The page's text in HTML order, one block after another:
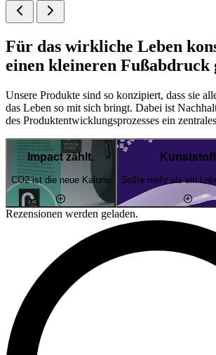
Für das wirkliche Leben
einen kleineren Fußabdruck
Unsere Produkte sind so konzipiert, dass sie
das Leben so mit sich bringt. Dabei ist
des Produktentwicklungsprozesses ein
Impact zählt.
CO2 ist die neue Kalorie
Kunststoff
Sollte mehr als ein
Rezensionen werden geladen.